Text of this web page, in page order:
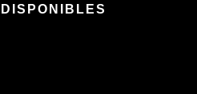
DISPONIBLES